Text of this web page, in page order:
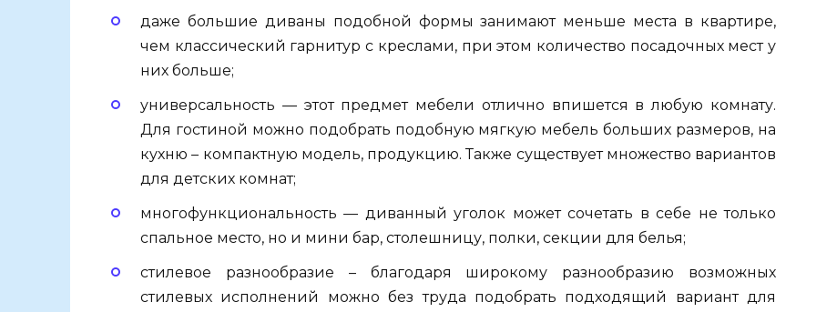
даже большие диваны подобной формы занимают меньше места в квартире,
чем классический гарнитур с креслами, при этом количество посадочных мест у
них больше;
универсальность — этот предмет мебели отлично впишется в любую комнату.
Для гостиной можно подобрать подобную мягкую мебель больших размеров, на
кухню – компактную модель, продукцию. Также существует множество вариантов
для детских комнат;
многофункциональность — диванный уголок может сочетать в себе не только
спальное место, но и мини бар, столешницу, полки, секции для белья;
стилевое разнообразие – благодаря широкому разнообразию возможных
стилевых исполнений можно без труда подобрать подходящий вариант для